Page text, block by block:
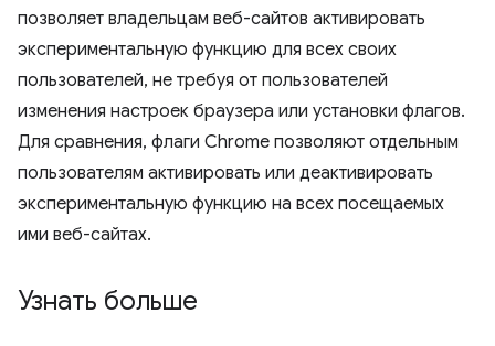
позволяет владельцам веб-сайтов активировать
экспериментальную функцию для всех своих
пользователей, не требуя от пользователей
изменения настроек браузера или установки флагов.
Для сравнения, флаги Chrome позволяют отдельным
пользователям активировать или деактивировать
экспериментальную функцию на всех посещаемых
ими веб-сайтах.
Узнать больше